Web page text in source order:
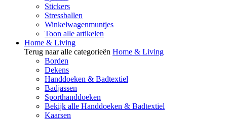
Stickers
Stressballen
Winkelwagenmuntjes
Toon alle artikelen
Home & Living
Terug naar alle categorieën Home & Living
Borden
Dekens
Handdoeken & Badtextiel
Badjassen
Sporthanddoeken
Bekijk alle Handdoeken & Badtextiel
Kaarsen